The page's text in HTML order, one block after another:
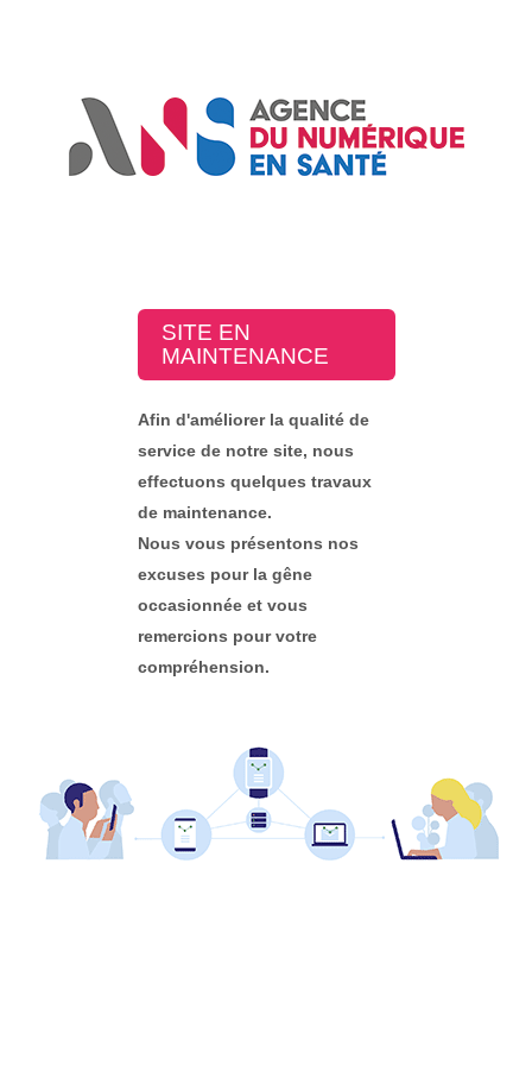
SITE EN
MAINTENANCE
Afin d'améliorer la qualité de
service de notre site, nous
effectuons quelques travaux
de maintenance.
Nous vous présentons nos
excuses pour la gêne
occasionnée et vous
remercions pour votre
compréhension.